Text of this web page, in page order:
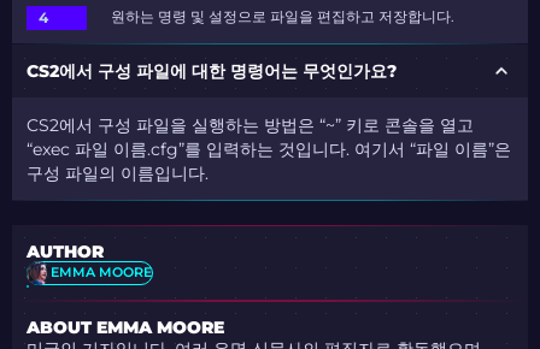
원하는 명령 및 설정으로 파일을 편집하고 저장합니다.
CS2에서 구성 파일에 대한 명령어는 무엇인가요?
CS2에서 구성 파일을 실행하는 방법은 “~” 키로 콘솔을 열고
“exec 파일 이름.cfg”를 입력하는 것입니다. 여기서 “파일 이름”은
구성 파일의 이름입니다.
AUTHOR
EMMA MOORE
ABOUT EMMA MOORE